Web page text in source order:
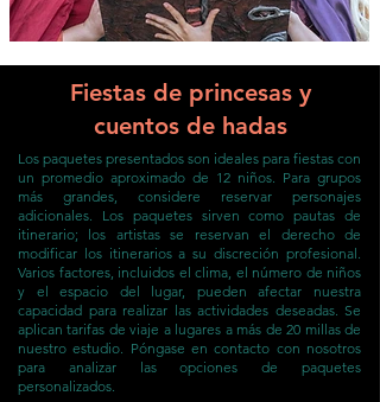
Fiestas de princesas y
cuentos de hadas
Los paquetes presentados son ideales para fiestas con
un promedio aproximado de 12 niños. Para grupos
más grandes, considere reservar personajes
adicionales. Los paquetes sirven como pautas de
itinerario; los artistas se reservan el derecho de
modificar los itinerarios a su discreción profesional.
Varios factores, incluidos el clima, el número de niños
y el espacio del lugar, pueden afectar nuestra
capacidad para realizar las actividades deseadas. Se
aplican tarifas de viaje a lugares a más de 20 millas de
nuestro estudio. Póngase en contacto con nosotros
para analizar las opciones de paquetes
personalizados.